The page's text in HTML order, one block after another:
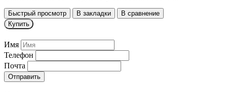
Быстрый просмотр В закладки
В сравнение
Купить
Имя
Телефон
Почта
Отправить